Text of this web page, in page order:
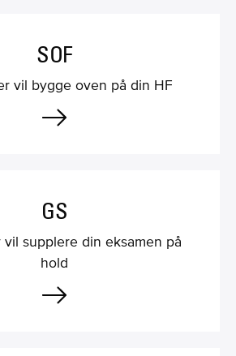
SOF
vil bygge oven på din HF
GS
vil supplere din eksamen på
hold